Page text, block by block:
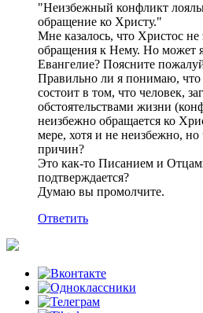
"Неизбежный конфликт
обращение ко Христу."
Мне казалось, что Христос
обращения к Нему. Но может
Евангелие? Поясните
Правильно ли я понимаю,
состоит в том, что человек,
обстоятельствами жизни
неизбежно обращается ко
мере, хотя и не неизбежно,
причин?
Это как-то Писанием и
подтверждается?
Думаю вы промолчите.
Ответить